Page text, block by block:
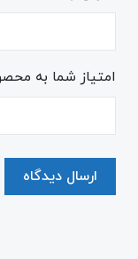
امتیاز شما به
ارسال دیدگاه